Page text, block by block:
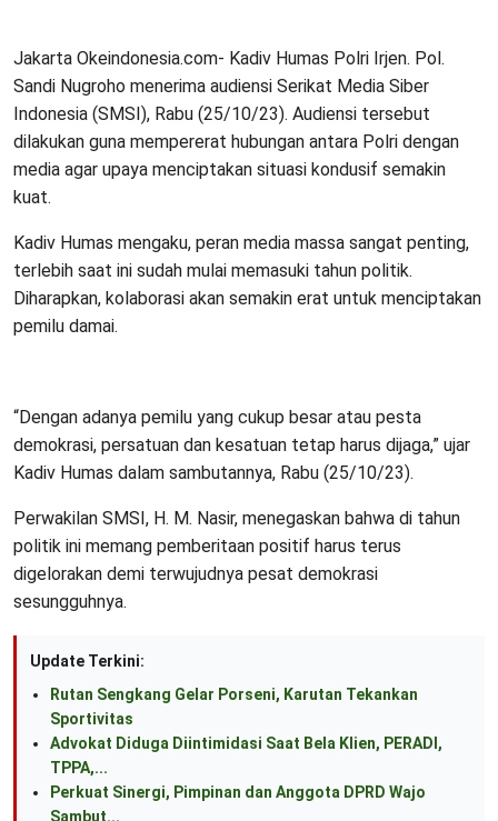
Jakarta Okeindonesia.com- Kadiv Humas Polri Irjen. Pol.
Sandi Nugroho menerima audiensi Serikat Media Siber
Indonesia (SMSI), Rabu (25/10/23). Audiensi tersebut
dilakukan guna mempererat hubungan antara Polri dengan
media agar upaya menciptakan situasi kondusif semakin
kuat.
Kadiv Humas mengaku, peran media massa sangat penting,
terlebih saat ini sudah mulai memasuki tahun politik.
Diharapkan, kolaborasi akan semakin erat untuk menciptakan
pemilu damai.
“Dengan adanya pemilu yang cukup besar atau pesta
demokrasi, persatuan dan kesatuan tetap harus dijaga,” ujar
Kadiv Humas dalam sambutannya, Rabu (25/10/23).
Perwakilan SMSI, H. M. Nasir, menegaskan bahwa di tahun
politik ini memang pemberitaan positif harus terus
digelorakan demi terwujudnya pesat demokrasi
sesungguhnya.
Update Terkini:
Rutan Sengkang Gelar Porseni, Karutan Tekankan
Sportivitas
Advokat Diduga Diintimidasi Saat Bela Klien, PERADI,
TPPA,...
Perkuat Sinergi, Pimpinan dan Anggota DPRD Wajo
Sambut...